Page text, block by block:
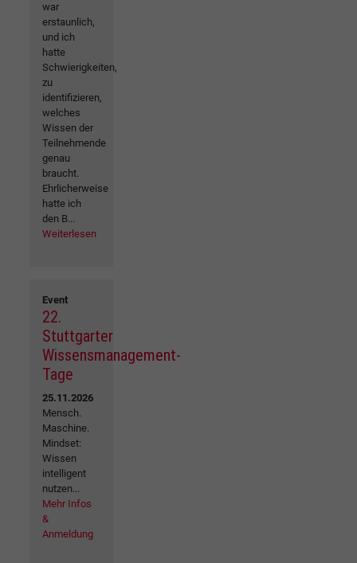
war
erstaunlich,
und ich
hatte
Schwierigkeiten,
zu
identifizieren,
welches
Wissen der
Teilnehmende
genau
braucht.
Ehrlicherweise
hatte ich
den B...
Weiterlesen
Event
22.
Stuttgarter
Wissensmanagement-
Tage
25.11.2026
Mensch.
Maschine.
Mindset:
Wissen
intelligent
nutzen...
Mehr Infos
&
Anmeldung